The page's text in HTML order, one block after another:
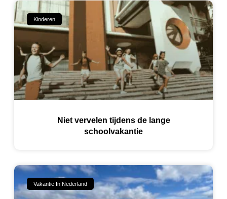
Kinderen
Niet vervelen tijdens de lange
schoolvakantie
Vakantie In Nederland